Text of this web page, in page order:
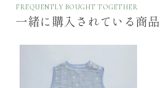
FREQUENTLY BOUGHT TOGETHER
一緒に購入されている商品